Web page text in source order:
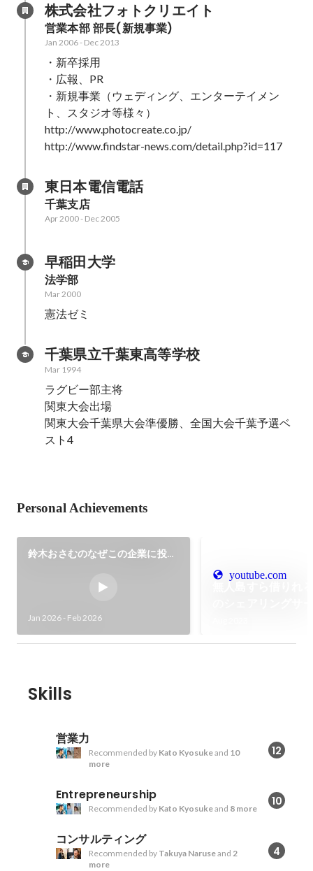
株式会社フォトクリエイト
営業本部 部長(新規事業)
Jan 2006- Dec 2013
・新卒採用
・広報、PR
・新規事業（ウェディング、エンターテイメン
ト、スタジオ等様々）
http://www.photocreate.co.jp/
http://www.findstar-news.com/detail.php?id=117
東日本電信電話
千葉支店
Apr 2000- Dec 2005
早稲田大学
法学部
Mar 2000
憲法ゼミ
千葉県立千葉東高等学校
Mar 1994
ラグビー部主将
関東大会出場
関東大会千葉県大会準優勝、全国大会千葉予選ベ
スト4
Personal Achievements
鈴木おさむのなぜこの企業に投資
Jan 2026 - Feb 2026
youtube.com
Skills
営業力
12
Recommended by Kato Kyosukeand 10
more
Entrepreneurship 10
Recommended by Kato Kyosukeand 8 more
コンサルティング
4
Recommended by Takuya Naruseand 2
more